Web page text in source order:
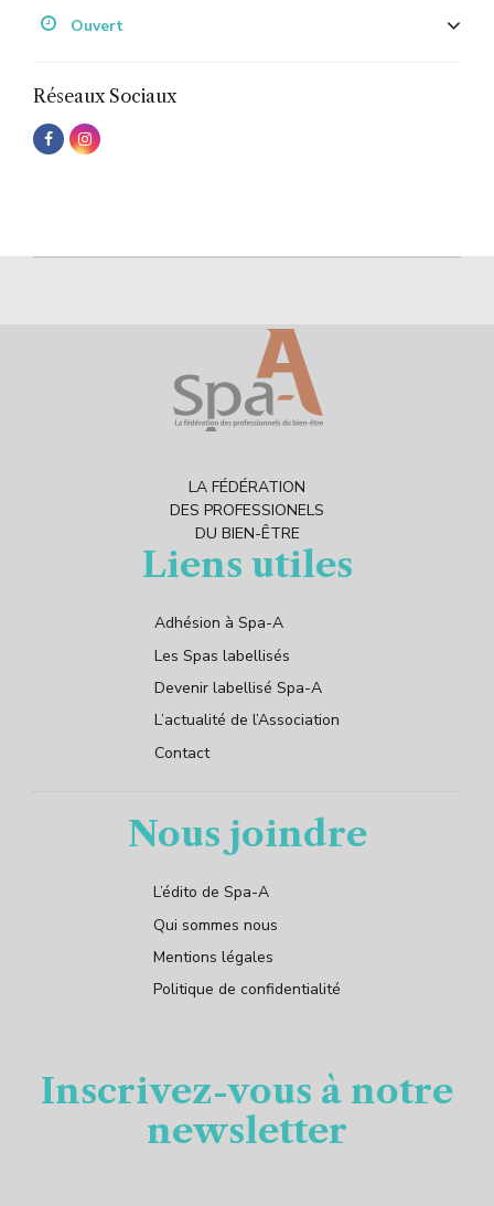
Ouvert
Réseaux Sociaux
LA FÉDÉRATION
DES PROFESSIONELS
DU BIEN-ÊTRE
Liens utiles
Adhésion à Spa-A
Les Spas labellisés
Devenir labellisé Spa-A
L’actualité de l’Association
Contact
Nous joindre
L’édito de Spa-A
Qui sommes nous
Mentions légales
Politique de confidentialité
Inscrivez-vous à notre
newsletter